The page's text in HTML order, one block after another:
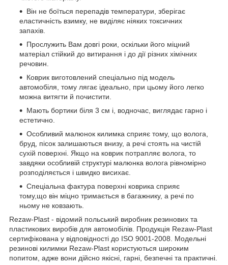
Він не боїться перепадів температури, зберігає
еластичність взимку, не виділяє ніяких токсичних
запахів.
Прослужить Вам довгі роки, оскільки його міцний
матеріал стійкий до витирання і до дії різних хімічних
речовин.
Коврик виготовлений спеціально під модель
автомобіля, тому лягає ідеально, при цьому його легко
можна витягти й почистити.
Мають бортики біля 3 см і, водночас, виглядає гарно і
естетично.
Особливий малюнок килимка сприяє тому, що волога,
бруд, пісок залишаються внизу, а речі стоять на чистій
сухій поверхні. Якщо на коврик потрапляє волога, то
завдяки особливій структурі малюнка волога рівномірно
розподіляється і швидко висихає.
Спеціальна фактура поверхні коврика сприяє
тому,що він міцно тримається в багажнику, а речі по
ньому не ковзають.
Rezaw-Plast - відомий польський виробник резинових та
пластикових виробів для автомобілів. Продукція Rezaw-Plast
сертифікована у відповідності до ISO 9001-2008. Модельні
резинові килимки Rezaw-Plast користуються широким
попитом, адже вони дійсно якісні, гарні, безпечні та практичні.